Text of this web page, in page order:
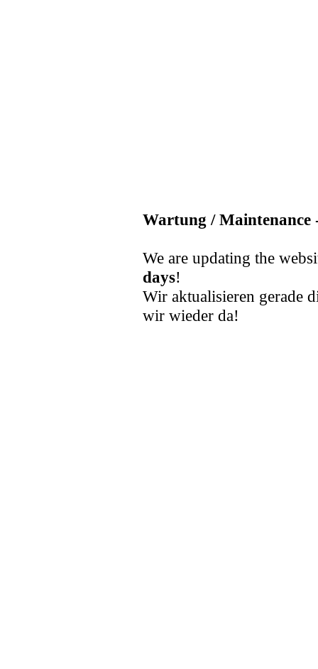
Wartung / Maintenance
We are updating the
days!
Wir aktualisieren gerade
wir wieder da!